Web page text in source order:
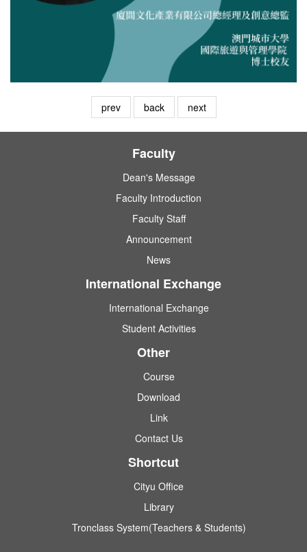
prev back next
Faculty
Dean's Message
Faculty Introduction
Faculty Staff
Announcement
News
International Exchange
International Exchange
Student Activities
Other
Course
Download
Link
Contact Us
Shortcut
Cityu Office
Library
Tronclass System(Teachers & Students)